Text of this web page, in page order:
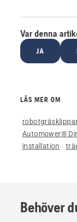
Var denna
JA
LÄS MER OM
Automower®
installation
Behöver